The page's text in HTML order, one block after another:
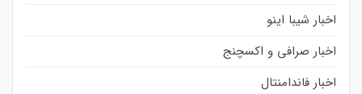
اخبار شیبا اینو
اخبار صرافی و اکسچنج
اخبار فاندامنتال